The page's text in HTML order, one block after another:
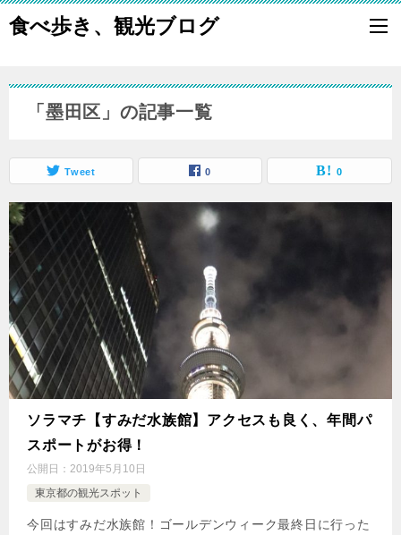
食べ歩き、観光ブログ
「墨田区」の記事一覧
Tweet 0 0
ソラマチ【すみだ水族館】アクセスも良く、年間パ
スポートがお得！
公開日： 2019年5月10日
東京都の観光スポット
今回はすみだ水族館！ゴールデンウィーク最終日に行った